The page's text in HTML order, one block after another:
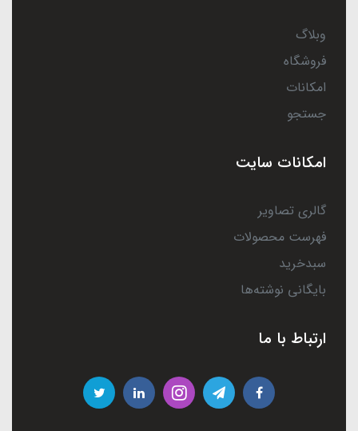
وبلاگ
فروشگاه
امکانات
جستجو
امکانات سایت
گالری تصاویر
فهرست محصولات
سبدخرید
بایگانی نوشته‌ها
ارتباط با ما